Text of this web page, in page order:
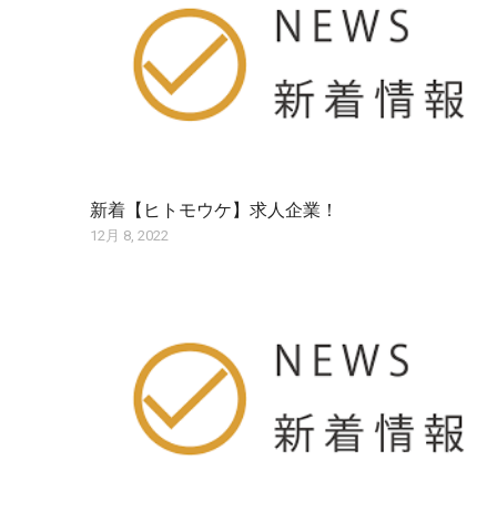
新着【ヒトモウケ】求人企業！
12月 8, 2022